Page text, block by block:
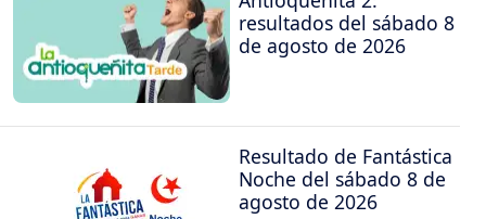
resultados del sábado 8
de agosto de 2026
Resultado de Fantástica
Noche del sábado 8 de
agosto de 2026